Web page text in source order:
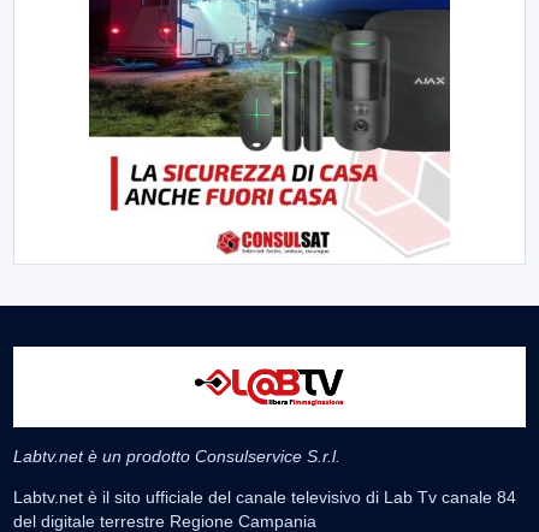
Labtv.net è un prodotto Consulservice S.r.l.
Labtv.net è il sito ufficiale del canale televisivo di Lab Tv canale 84
del digitale terrestre Regione Campania